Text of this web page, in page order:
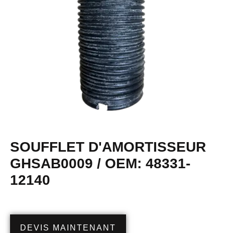
SOUFFLET D'AMORTISSEUR
GHSAB0009 / OEM: 48331-
12140
DEVIS MAINTENANT